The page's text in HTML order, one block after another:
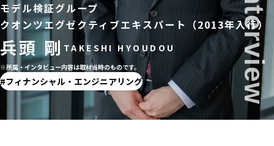
兵頭 剛
モデル検証グループ
クオンツエグゼクティブエキスパート（2013年入行）
※所属・インタビュー内容は取材当時のものです。
フィナンシャル・エンジニアリング